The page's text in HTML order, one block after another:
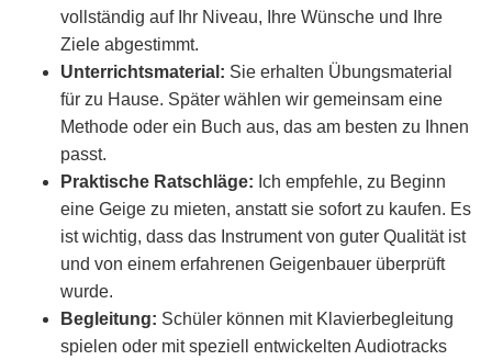
vollständig auf Ihr Niveau, Ihre Wünsche und Ihre
Ziele abgestimmt.
Unterrichtsmaterial: Sie erhalten Übungsmaterial
für zu Hause. Später wählen wir gemeinsam eine
Methode oder ein Buch aus, das am besten zu Ihnen
passt.
Praktische Ratschläge: Ich empfehle, zu Beginn
eine Geige zu mieten, anstatt sie sofort zu kaufen. Es
ist wichtig, dass das Instrument von guter Qualität ist
und von einem erfahrenen Geigenbauer überprüft
wurde.
Begleitung: Schüler können mit Klavierbegleitung
spielen oder mit speziell entwickelten Audiotracks